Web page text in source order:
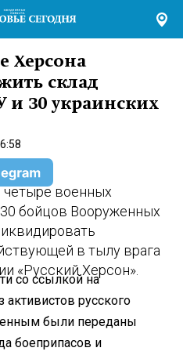
Херсона
склад
и 30 украинских
четыре военных
бойцов Вооруженных
в тылу врага
«Русский Херсон».
со ссылкой на
русского
были переданы
боеприпасов и